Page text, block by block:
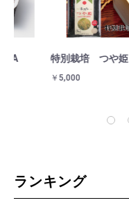
特別栽培 つや姫 ５ｋｇ
ランキング